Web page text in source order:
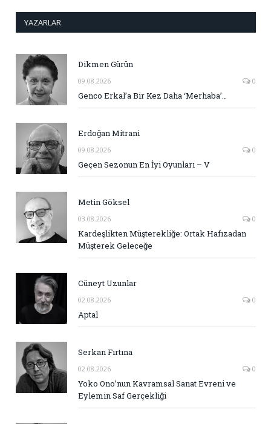
YAZARLAR
Dikmen Gürün
09.08.2026 0
Genco Erkal’a Bir Kez Daha ‘Merhaba’…
Erdoğan Mitrani
09.08.2026 0
Geçen Sezonun En İyi Oyunları – V
Metin Göksel
03.08.2026 0
Kardeşlikten Müşterekliğe: Ortak Hafızadan
Müşterek Geleceğe
Cüneyt Uzunlar
02.08.2026 0
Aptal
Serkan Fırtına
02.08.2026 0
Yoko Ono’nun Kavramsal Sanat Evreni ve
Eylemin Saf Gerçekliği